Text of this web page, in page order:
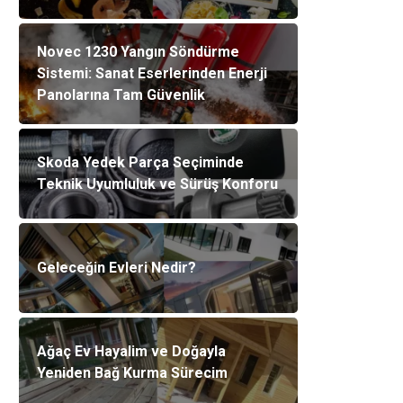
Novec 1230 Yangın Söndürme
Sistemi: Sanat Eserlerinden Enerji
Panolarına Tam Güvenlik
Skoda Yedek Parça Seçiminde
Teknik Uyumluluk ve Sürüş Konforu
Geleceğin Evleri Nedir?
Ağaç Ev Hayalim ve Doğayla
Yeniden Bağ Kurma Sürecim